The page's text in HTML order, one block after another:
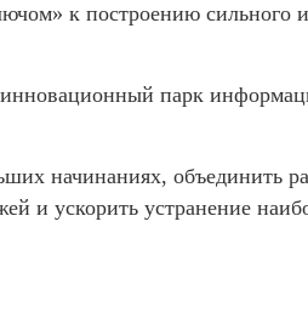
к построению сильного и
инновационный парк
начинаниях, объединить
и ускорить устранение